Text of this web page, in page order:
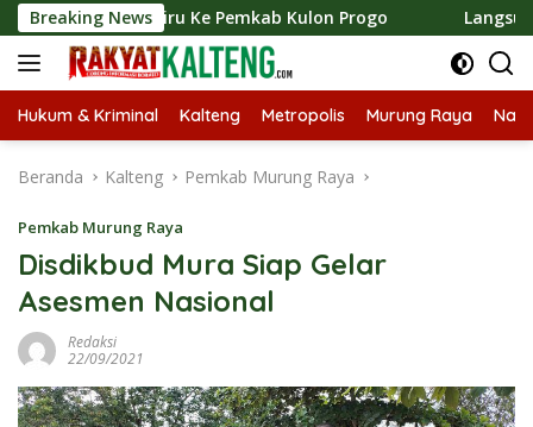
Langsung
ke
konten
Breaking News
Ke Pemkab Kulon Progo Langsungkan Kaji Tiru,
Hukum & Kriminal Kalteng Metropolis Murung Raya
Beranda Kalteng Pemkab Murung Raya
Pemkab Murung Raya
Disdikbud Mura Siap Gelar
Asesmen Nasional
Redaksi
22/09/2021